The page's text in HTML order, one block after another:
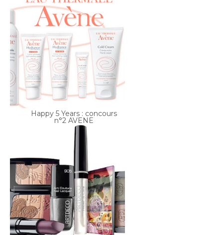
Happy 5 Years : concours
n°2 AVENE
Happy 5 Years : concours
n°1 ARTDEC...